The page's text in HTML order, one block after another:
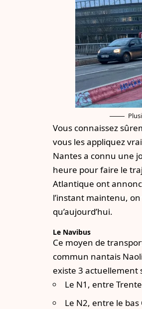
Vous connaissez
vous les appliquez
Nantes a connu une
heure pour faire le
Atlantique ont
l’instant maintenu,
qu’aujourd’hui.
Le Navibus
Ce moyen de
commun nantais
existe 3 actuellement
Le N1, entre
Le N2, entre le